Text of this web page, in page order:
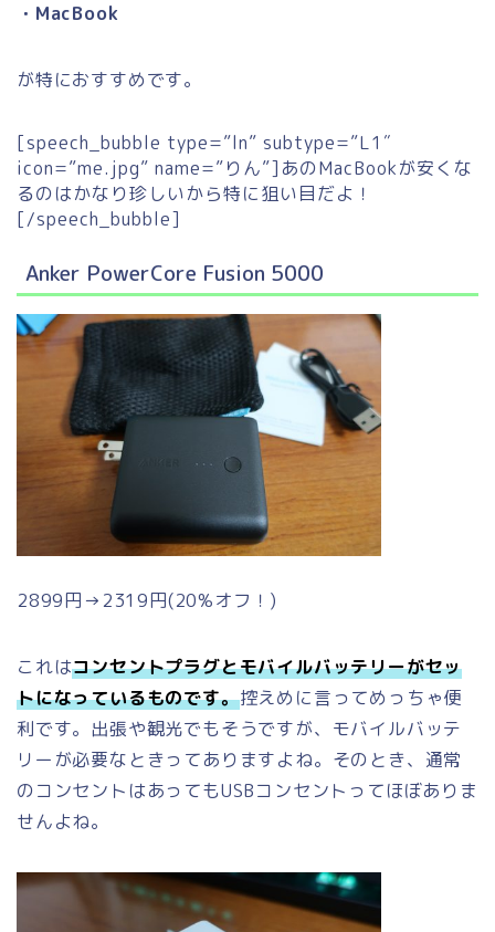
・MacBook
が特におすすめです。
[speech_bubble type=”ln” subtype=”L1″
icon=”me.jpg” name=”りん”]あのMacBookが安くな
るのはかなり珍しいから特に狙い目だよ！
[/speech_bubble]
Anker PowerCore Fusion 5000
2899円→2319円(20%オフ！)
これはコンセントプラグとモバイルバッテリーがセッ
トになっているものです。控えめに言ってめっちゃ便
利です。出張や観光でもそうですが、モバイルバッテ
リーが必要なときってありますよね。そのとき、通常
のコンセントはあってもUSBコンセントってほぼありま
せんよね。